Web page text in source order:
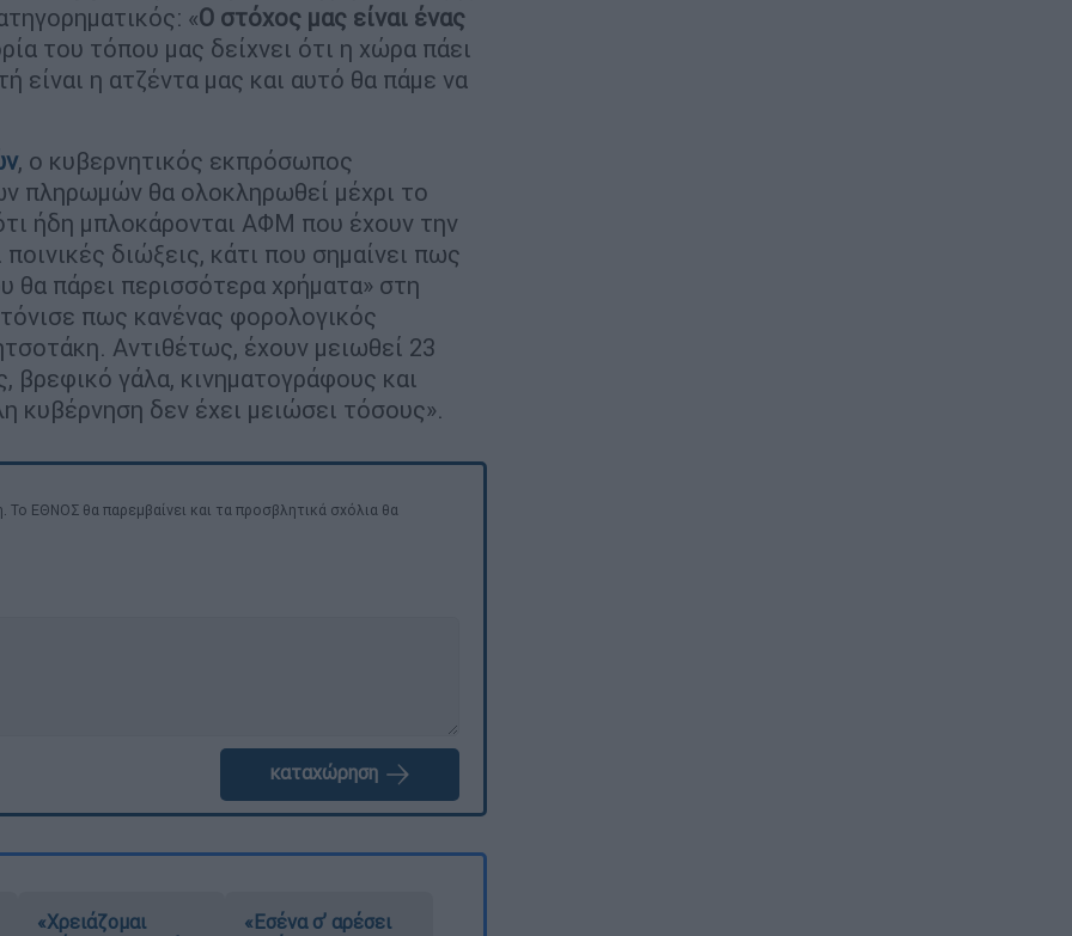
«Ο στόχος μας είναι ένας
του τόπου μας δείχνει ότι η χώρα πάει
είναι η ατζέντα μας και αυτό θα πάμε να
, ο κυβερνητικός εκπρόσωπος
πληρωμών θα ολοκληρωθεί μέχρι το
ήδη μπλοκάρονται ΑΦΜ που έχουν την
διώξεις, κάτι που σημαίνει πως
θα πάρει περισσότερα χρήματα» στη
πως κανένας φορολογικός
Αντιθέτως, έχουν μειωθεί 23
γάλα, κινηματογράφους και
κυβέρνηση δεν έχει μειώσει τόσους».
ΕΘΝΟΣ θα παρεμβαίνει και τα προσβλητικά σχόλια θα
καταχώρηση
«Χρειάζομαι
«Εσένα σ’ αρέσει